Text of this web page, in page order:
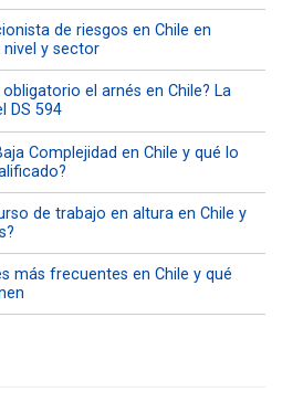
de riesgos en Chile en
nivel y sector
el arnés en Chile? La
DS 594
Complejidad en Chile y qué lo
de trabajo en altura en Chile y
más frecuentes en Chile y qué